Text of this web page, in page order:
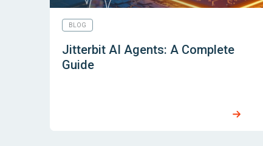
BLOG
Jitterbit AI Agents: A Complete
Guide